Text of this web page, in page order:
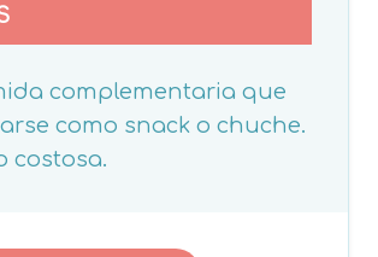
complementaria que
como snack o chuche.
costosa.